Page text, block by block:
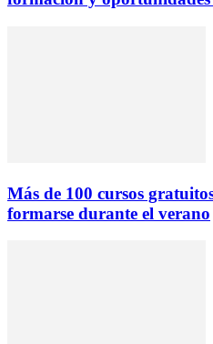
Más de 100 cursos
formarse durante el verano